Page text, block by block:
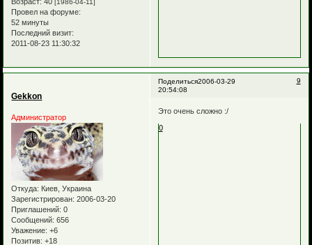
Возраст: 40[1986-04-11]
Провел на форуме:
52 минуты
Последний визит:
2011-08-23 11:30:32
Поделиться 9
2006-03-29
20:54:08
Gekkon
Администратор
Откуда: Киев, Украина
Зарегистрирован: 2006-03-20
Приглашений: 0
Сообщений: 656
Уважение: +6
Позитив: +18
Это очень сложно :/
0